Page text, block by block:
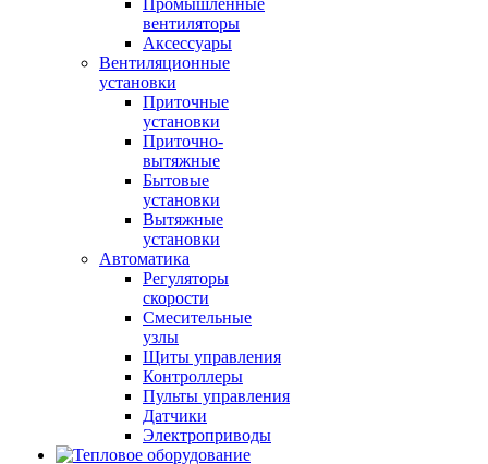
Промышленные
вентиляторы
Аксессуары
Вентиляционные
установки
Приточные
установки
Приточно-
вытяжные
Бытовые
установки
Вытяжные
установки
Автоматика
Регуляторы
скорости
Смесительные
узлы
Щиты управления
Контроллеры
Пульты управления
Датчики
Электроприводы